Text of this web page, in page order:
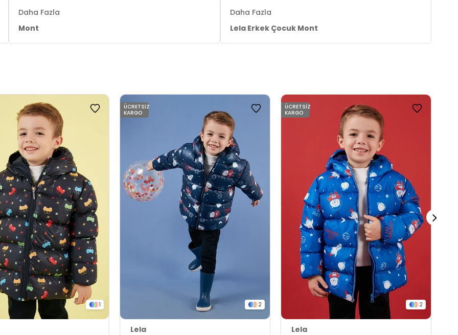
Daha Fazla
Mont
Daha Fazla
Lela Erkek Çocuk Mont
1 2
Lela
ÜCRETSIZ
KARGO
2
Lela
ÜCRETSIZ
KARGO